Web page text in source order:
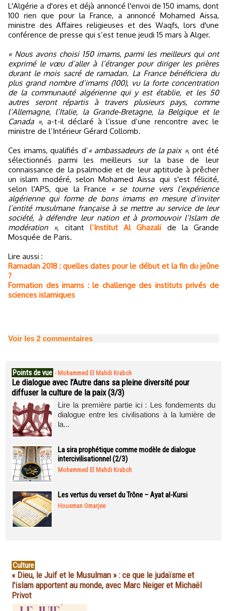
L'Algérie a d'ores et déjà annoncé l'envoi de 150 imams, dont
100 rien que pour la France, a annoncé Mohamed Aissa,
ministre des Affaires religieuses et des Waqfs, lors d'une
conférence de presse qui s’est tenue jeudi 15 mars à Alger.
« Nous avons choisi 150 imams, parmi les meilleurs qui ont
exprimé le vœu d’aller à l’étranger pour diriger les prières
durant le mois sacré de ramadan. La France bénéficiera du
plus grand nombre d’imams (100), vu la forte concentration
de la communauté algérienne qui y est établie, et les 50
autres seront répartis à travers plusieurs pays, comme
l’Allemagne, l’Italie, la Grande-Bretagne, la Belgique et le
Canada », a-t-il déclaré à l’issue d’une rencontre avec le
ministre de l’Intérieur Gérard Collomb.
Ces imams, qualifiés d’« ambassadeurs de la paix », ont été
sélectionnés parmi les meilleurs sur la base de leur
connaissance de la psalmodie et de leur aptitude à prêcher
un islam modéré, selon Mohamed Aissa qui s'est félicité,
selon l'APS, que la France « se tourne vers l’expérience
algérienne qui forme de bons imams en mesure d’inviter
l’entité musulmane française à se mettre au service de leur
société, à défendre leur nation et à promouvoir l’Islam de
modération », citant l’Institut Al Ghazali de la Grande
Mosquée de Paris.
Lire aussi :
Ramadan 2018 : quelles dates pour le début et la fin du jeûne
?
Formation des imams : le challenge des instituts privés de
sciences islamiques
Voir les 2 commentaires
Points de vue - Mohammed El Mahdi Krabch
Le dialogue avec l’Autre dans sa pleine diversité pour
diffuser la culture de la paix (3/3)
Lire la première partie ici : Les fondements du
dialogue entre les civilisations à la lumière de
la...
La sira prophétique comme modèle de dialogue
intercivilisationnel (2/3)
Mohammed El Mahdi Krabch
Les vertus du verset du Trône – Ayat al-Kursi
Housman Omarjee
Culture
« Dieu, le Juif et le Musulman » : ce que le judaïsme et
l'islam apportent au monde, avec Marc Neiger et Michaël
Privot